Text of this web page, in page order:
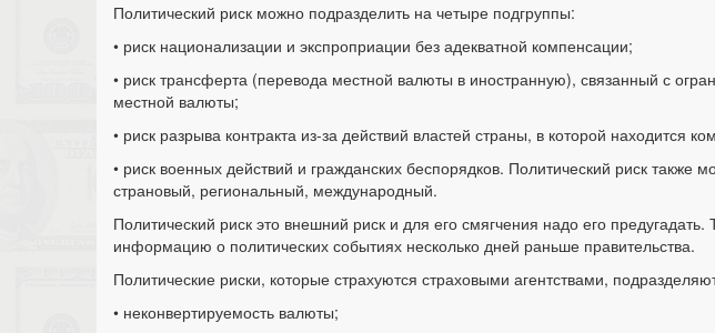
Политический риск можно подразделить на четыре подгруппы:
• риск национализации и экспроприации без адекватной компенсации;
• риск трансферта (перевода местной валюты в иностранную), связанный с
местной валюты;
• риск разрыва контракта из-за действий властей страны, в которой находится
• риск военных действий и гражданских беспорядков. Политический риск также
страновый, региональный, международный.
Политический риск это внешний риск и для его смягчения надо его
информацию о политических событиях несколько дней раньше правительства.
Политические риски, которые страхуются страховыми агентствами,
• неконвертируемость валюты;